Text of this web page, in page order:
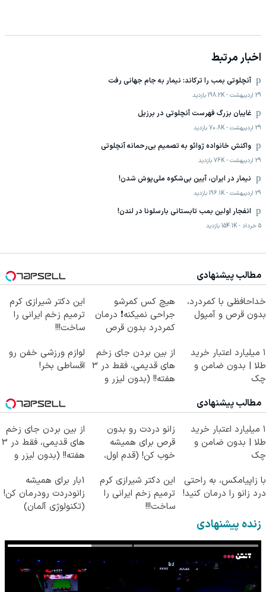
اخبار مرتبط
آنچلوتی بمب را ترکاند: نیمار به جام جهانی رفت
29 اردیبهشت -
198.2K بازدید
غایبان بزرگ فهرست آنچلوتی در برزیل
29 اردیبهشت -
70.8K بازدید
واکنش خانواده ژوائو به تصمیم بی‌رحمانه آنچلوتی
29 اردیبهشت -
76K بازدید
نیمار در ایران، آیین بی‌شکوه ملی‌پوش شدن!
29 اردیبهشت -
196.1K بازدید
انفجار اولین بمب تابستانی بارسلونا در لندن!
5 خرداد -
154.1K بازدید
مطالب پیشنهادی
خداحافظی با کمردرد،
بدون قرص و آمپول
هیچ کس کمرشو
جراحی نمیکنه❗ درمان
کمردرد بدون قرص
این دکتر شیرازی کرم
ترمیم زخم ایرانی را
ساخت!!!
۱ میلیارد اعتبار خرید
طلا | بدون ضامن و
چک
از بین بردن جای زخم
های قدیمی، فقط در 3
هفته!! (بدون لیزر و
لوازم ورزشی خفن رو
اقساطی بخر!
مطالب پیشنهادی
۱ میلیارد اعتبار خرید
طلا | بدون ضامن و
چک
زانو دردت رو بدون
قرص برای همیشه
خوب کن! (قدم اول،
از بین بردن جای زخم
های قدیمی، فقط در 3
هفته!! (بدون لیزر و
با زاپیامکس، به راحتی
درد زانو را درمان کنید!
این دکتر شیرازی کرم
ترمیم زخم ایرانی را
ساخت!!!
1بار برای همیشه
زانودردت رودرمان کن!
(تکنولوژی آلمان)
زنده پیشنهادی